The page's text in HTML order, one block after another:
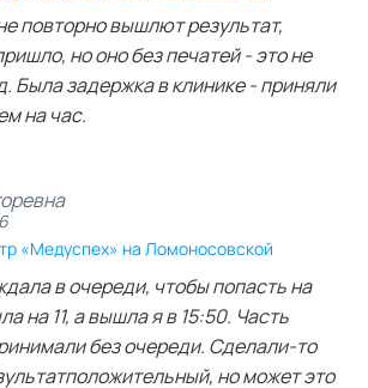
повторно вышлют результат,
но оно без печатей - это не
Была задержка в клинике - приняли
на час.
«Медуспех» на Ломоносовской
в очереди, чтобы попасть на
на 11, а вышла я в 15:50. Часть
без очереди. Сделали-то
но может это